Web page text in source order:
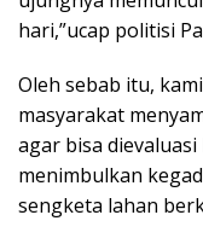
hari,”ucap politisi
Oleh sebab itu,
masyarakat
agar bisa
menimbulkan
sengketa lahan